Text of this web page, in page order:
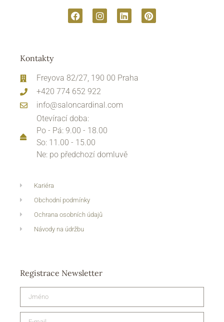
Kontakty
Freyova 82/27, 190 00 Praha
+420 774 652 922
info@saloncardinal.com
Otevírací doba:
Po - Pá: 9.00 - 18.00
So: 11.00 - 15.00
Ne: po předchozí domluvě
Kariéra
Obchodní podmínky
Ochrana osobních údajů
Návody na údržbu
Registrace Newsletter